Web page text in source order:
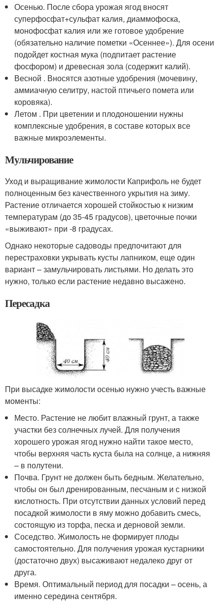
Осенью. После сбора урожая ягод вносят
суперфосфат+сульфат калия, диаммофоска,
монофосфат калия или же готовое удобрение
(обязательно наличие пометки «Осеннее»). Для осени
подойдет костная мука (подпитает растение
фосфором) и древесная зола (содержит калий).
Весной . Вносятся азотные удобрения (мочевину,
аммиачную селитру, настой птичьего помета или
коровяка).
Летом . При цветении и плодоношении нужны
комплексные удобрения, в составе которых все
важные микроэлементы.
Мульчирование
Уход и выращивание жимолости Каприфоль не будет
полноценным без качественного укрытия на зиму.
Растение отличается хорошей стойкостью к низким
температурам (до 35-45 градусов), цветочные почки
«выживают» при -8 градусах.
Однако некоторые садоводы предпочитают для
перестраховки укрывать кусты лапником, еще один
вариант – замульчировать листьями. Но делать это
нужно, только если растение недавно высажено.
Пересадка
При высадке жимолости осенью нужно учесть важные
моменты:
Место. Растение не любит влажный грунт, а также
участки без солнечных лучей. Для получения
хорошего урожая ягод нужно найти такое место,
чтобы верхняя часть куста была на солнце, а нижняя
– в полутени.
Почва. Грунт не должен быть бедным. Желательно,
чтобы он был дренированным, песчаным и с низкой
кислотность. При отсутствии данных условий перед
посадкой жимолости в яму можно добавить смесь,
состоящую из торфа, песка и дерновой земли.
Соседство. Жимолость не формирует плоды
самостоятельно. Для получения урожая кустарники
(достаточно двух) высаживают недалеко друг от
друга.
Время. Оптимальный период для посадки – осень, а
именно середина сентября.